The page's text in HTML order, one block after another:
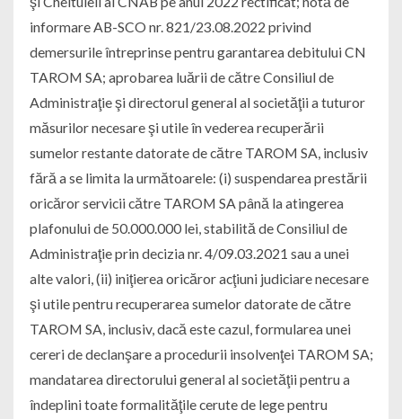
informare AB-SCO nr. 821/23.08.2022 privind
demersurile întreprinse pentru garantarea debitului CN
TAROM SA; aprobarea luării de către Consiliul de
Administraţie şi directorul general al societăţii a tuturor
măsurilor necesare şi utile în vederea recuperării
sumelor restante datorate de către TAROM SA, inclusiv
fără a se limita la următoarele: (i) suspendarea prestării
oricăror servicii către TAROM SA până la atingerea
plafonului de 50.000.000 lei, stabilită de Consiliul de
Administraţie prin decizia nr. 4/09.03.2021 sau a unei
alte valori, (ii) iniţierea oricăror acţiuni judiciare necesare
şi utile pentru recuperarea sumelor datorate de către
TAROM SA, inclusiv, dacă este cazul, formularea unei
cereri de declanşare a procedurii insolvenţei TAROM SA;
mandatarea directorului general al societăţii pentru a
îndeplini toate formalităţile cerute de lege pentru